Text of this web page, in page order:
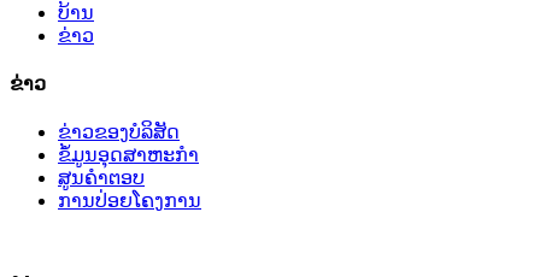
ບ້ານ
ຂ່າວ
ຂ່າວ
ຂ່າວຂອງບໍລິສັດ
ຂໍ້ມູນອຸດສາຫະກໍາ
ສູນຄຳຕອບ
ການປ່ອຍໂຄງການ